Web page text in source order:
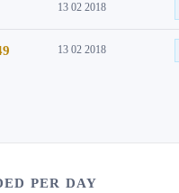
13 02 2018
13 02 2018
PER DAY